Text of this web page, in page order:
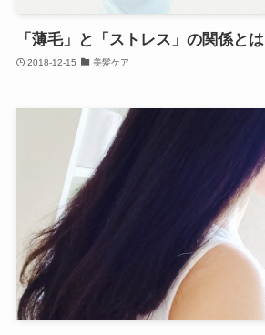
「薄毛」と「ストレス」の関係とは
2018-12-15 美髪ケア